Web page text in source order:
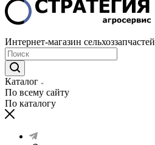
Интернет-магазин сельхоззапчастей
Каталог
По всему сайту
По каталогу